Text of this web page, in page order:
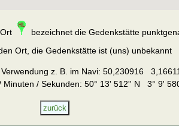
bezeichnet die Gedenkstätte
Ort, die Gedenkstätte ist (uns) unbekannt
z. B. im Navi: 50,230916
Minuten / Sekunden: 50° 13' 512'' N 3° 9'